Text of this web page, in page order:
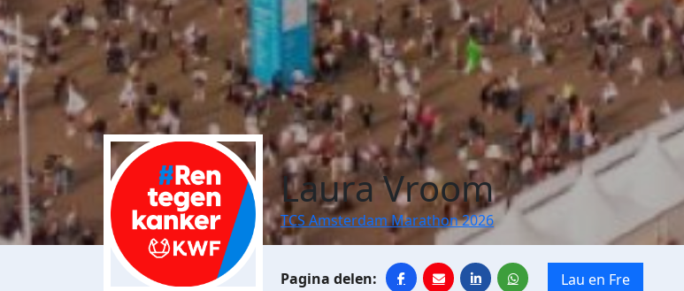
Laura Vroom
TCS Amsterdam Marathon 2026
Lau en Fre